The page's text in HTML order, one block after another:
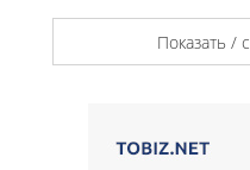
Показать /